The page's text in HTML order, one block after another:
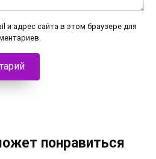
и адрес сайта в этом браузере для
понравиться